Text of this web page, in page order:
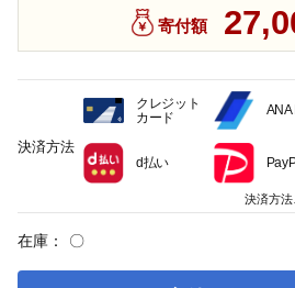
寄付額
在庫： 〇
決済方法
クレジット
カード
ANA
d払い
決済方法